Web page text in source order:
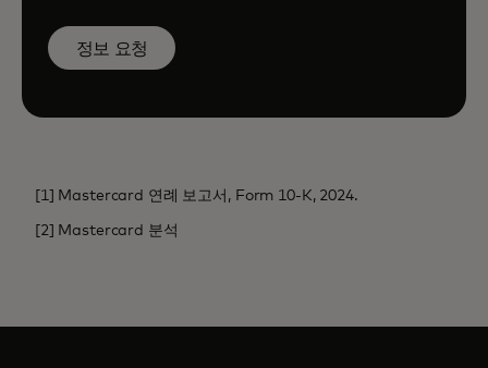
정보 요청
[1] Mastercard 연례 보고서, Form 10-K, 2024.
[2] Mastercard 분석